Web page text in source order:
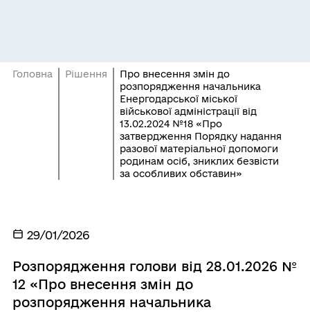
Головна Рішення
Про внесення змін до
розпорядження начальника
Енергодарської міської
військової адміністрації від
13.02.2024 №18 «Про
затвердження Порядку надання
разової матеріальної допомоги
родинам осіб, зниклих безвісти
за особливих обставин»
29/01/2026
Розпорядження голови від 28.01.2026 №
12 «Про внесення змін до
розпорядження начальника